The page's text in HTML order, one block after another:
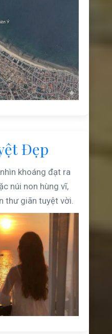
Đẹp
khoáng đạt ra
núi non hùng vĩ,
thư giãn tuyệt vời.